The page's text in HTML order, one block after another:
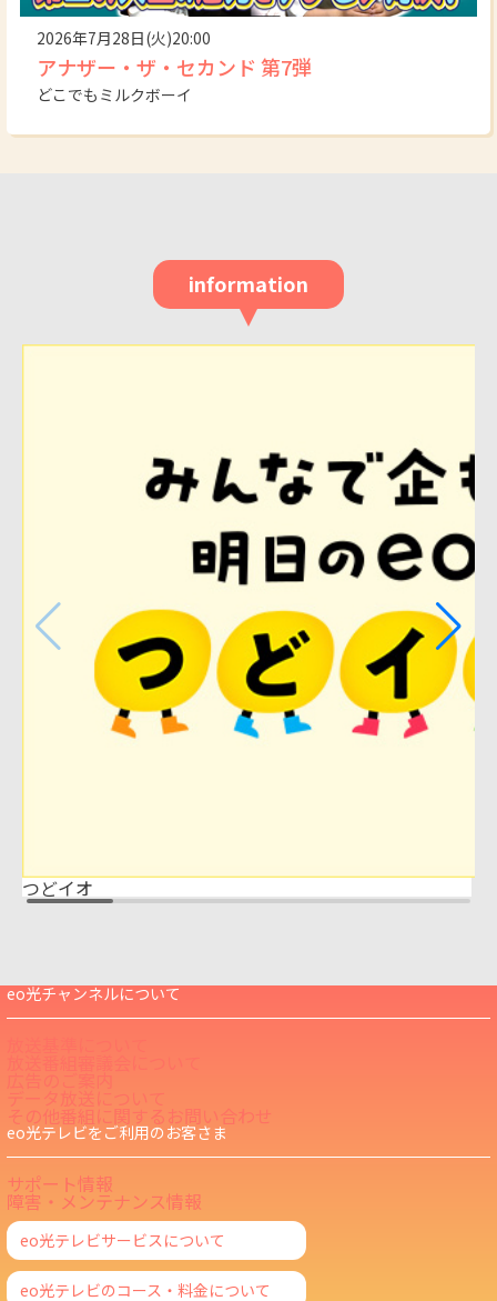
2026年7月28日(火)20:00
アナザー・ザ・セカンド 第7弾
どこでもミルクボーイ
information
つどイオ
eo光チャンネルについて
データ放送について
その他番組に関するお問い合わせ
eo光テレビをご利用のお客さま
サポート情報
障害・メンテナンス情報
eo光テレビサービスについて
eo光テレビのコース・料金について